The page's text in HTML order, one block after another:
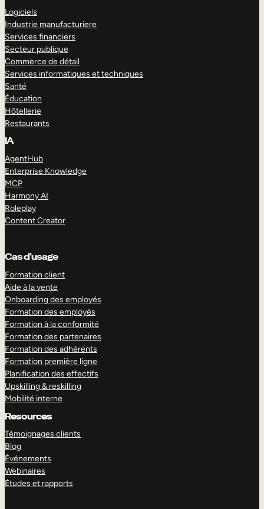
Logiciels
Industrie manufacturiere
Services financiers
Secteur publique
Commerce de détail
Services informatiques et techniques
Santé
Éducation
Hôtellerie
Restaurants
IA
AgentHub
Enterprise Knowledge
MCP
Harmony AI
Roleplay
Content Creator
Cas d’usage
Formation client
Aide à la vente
Onboarding des employés
Formation des employés
Formation à la conformité
Formation des partenaires
Formation des adhérents
Formation première ligne
Planification des effectifs
Upskilling & reskilling
Mobilité interne
Resources
Témoignages clients
Blog
Événements
Webinaires
Études et rapports